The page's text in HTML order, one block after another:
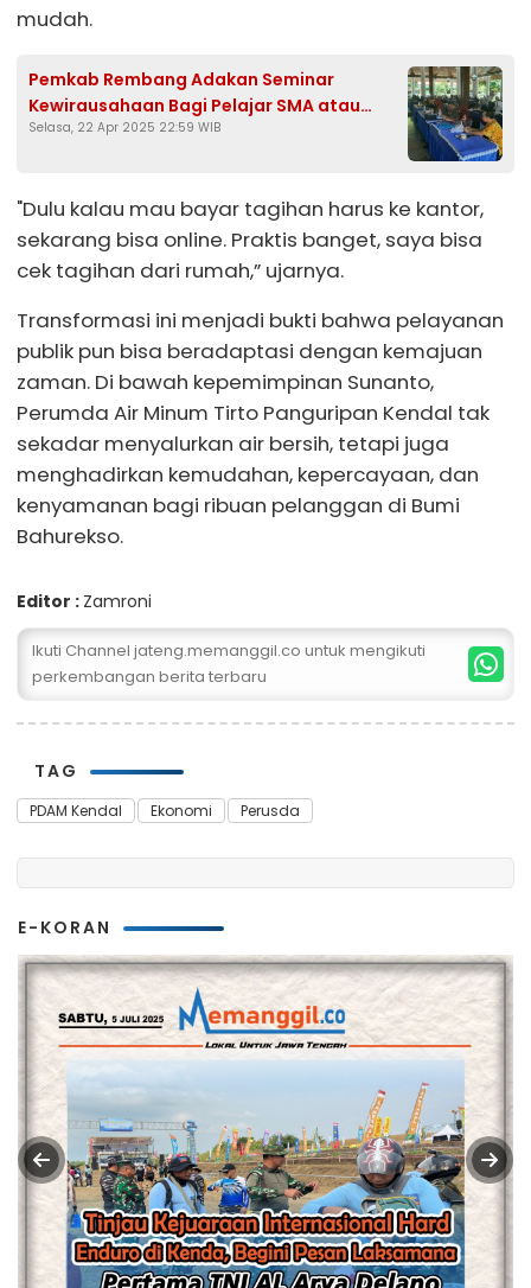
mudah.
Pemkab Rembang Adakan Seminar
Kewirausahaan Bagi Pelajar SMA atau
Sederajat
Selasa, 22 Apr 2025 22:59 WIB
"Dulu kalau mau bayar tagihan harus ke kantor,
sekarang bisa online. Praktis banget, saya bisa
cek tagihan dari rumah,” ujarnya.
Transformasi ini menjadi bukti bahwa pelayanan
publik pun bisa beradaptasi dengan kemajuan
zaman. Di bawah kepemimpinan Sunanto,
Perumda Air Minum Tirto Panguripan Kendal tak
sekadar menyalurkan air bersih, tetapi juga
menghadirkan kemudahan, kepercayaan, dan
kenyamanan bagi ribuan pelanggan di Bumi
Bahurekso.
Editor : Zamroni
Ikuti Channel jateng.memanggil.co untuk mengikuti
perkembangan berita terbaru
TAG
PDAM Kendal Ekonomi Perusda
E-KORAN